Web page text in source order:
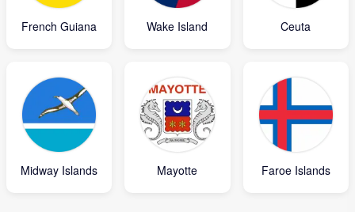
French Guiana Wake Island Ceuta
Midway Islands Mayotte Faroe Islands